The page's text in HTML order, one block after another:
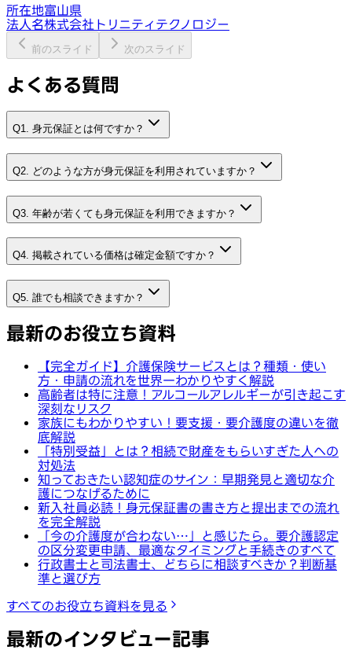
所在地富山県
法人名株式会社トリニティテクノロジー
前のスライド 次のスライド
よくある質問
Q1. 身元保証とは何ですか？
Q2. どのような方が身元保証を利用されていますか？
Q3. 年齢が若くても身元保証を利用できますか？
Q4. 掲載されている価格は確定金額ですか？
Q5. 誰でも相談できますか？
最新のお役立ち資料
【完全ガイド】介護保険サービスとは？種類・使い
方・申請の流れを世界一わかりやすく解説
高齢者は特に注意！アルコールアレルギーが引き起こす
深刻なリスク
家族にもわかりやすい！要支援・要介護度の違いを徹
底解説
「特別受益」とは？相続で財産をもらいすぎた人への
対処法
知っておきたい認知症のサイン：早期発見と適切な介
護につなげるために
新入社員必読！身元保証書の書き方と提出までの流れ
を完全解説
「今の介護度が合わない…」と感じたら。要介護認定
の区分変更申請、最適なタイミングと手続きのすべて
行政書士と司法書士、どちらに相談すべきか？判断基
準と選び方
すべてのお役立ち資料を見る
最新のインタビュー記事